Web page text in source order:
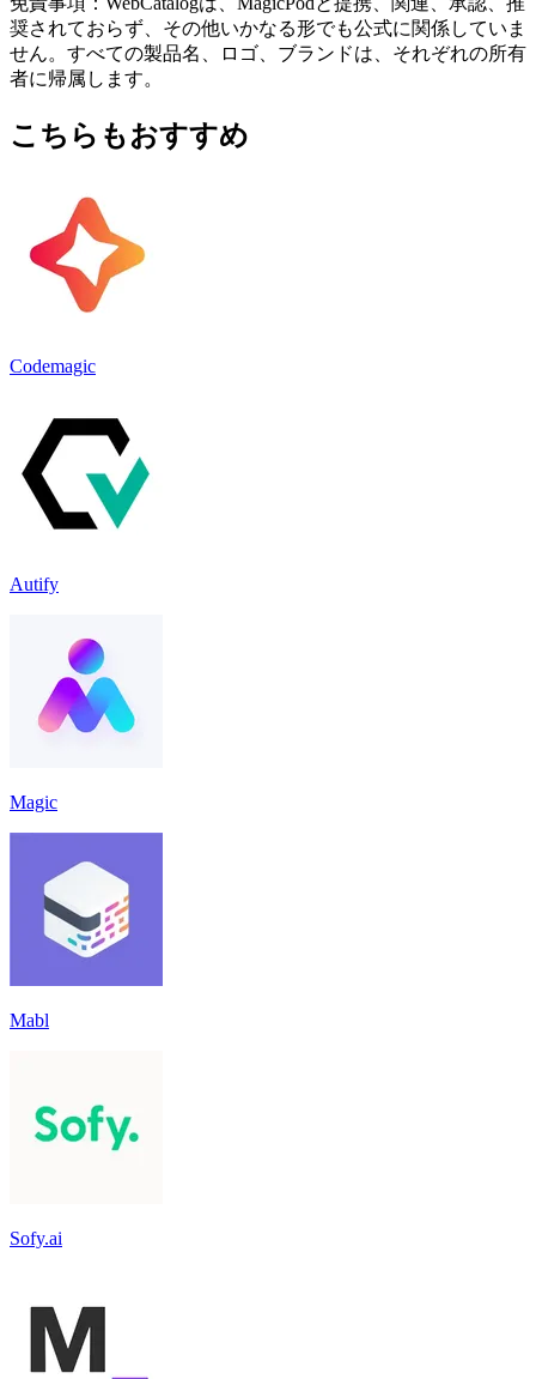
奨されておらず、その他いかなる形でも公式に関係していま
せん。すべての製品名、ロゴ、ブランドは、それぞれの所有
者に帰属します。
こちらもおすすめ
Codemagic
Autify
Magic
Mabl
Sofy.ai